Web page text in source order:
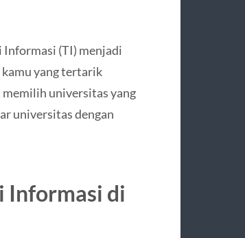
Informasi (TI) menjadi
yang tertarik
universitas yang
universitas dengan
Informasi di